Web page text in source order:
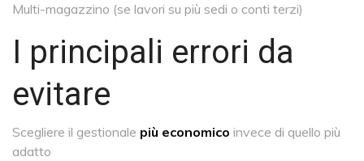
Multi-magazzino (se lavori su più sedi o conti terzi)
I principali errori da
evitare
Scegliere il gestionale più economico invece di quello più
adatto